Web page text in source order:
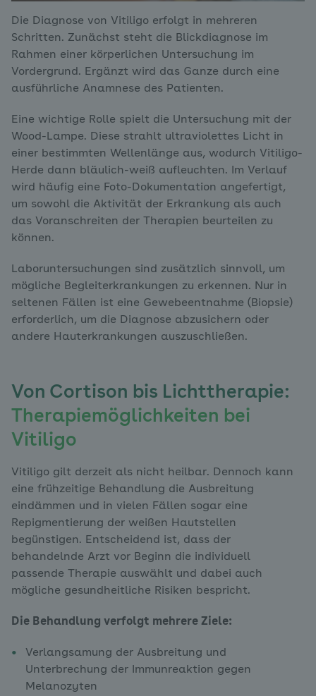
Die Diagnose von Vitiligo erfolgt in mehreren
Schritten. Zunächst steht die Blickdiagnose im
Rahmen einer körperlichen Untersuchung im
Vordergrund. Ergänzt wird das Ganze durch eine
ausführliche Anamnese des Patienten.
Eine wichtige Rolle spielt die Untersuchung mit der
Wood-Lampe. Diese strahlt ultraviolettes Licht in
einer bestimmten Wellenlänge aus, wodurch Vitiligo-
Herde dann bläulich-weiß aufleuchten. Im Verlauf
wird häufig eine Foto-Dokumentation angefertigt,
um sowohl die Aktivität der Erkrankung als auch
das Voranschreiten der Therapien beurteilen zu
können.
Laboruntersuchungen sind zusätzlich sinnvoll, um
mögliche Begleiterkrankungen zu erkennen. Nur in
seltenen Fällen ist eine Gewebeentnahme (Biopsie)
erforderlich, um die Diagnose abzusichern oder
andere Hauterkrankungen auszuschließen.
Von Cortison bis Lichttherapie:
Therapiemöglichkeiten bei
Vitiligo
Vitiligo gilt derzeit als nicht heilbar. Dennoch kann
eine frühzeitige Behandlung die Ausbreitung
eindämmen und in vielen Fällen sogar eine
Repigmentierung der weißen Hautstellen
begünstigen. Entscheidend ist, dass der
behandelnde Arzt vor Beginn die individuell
passende Therapie auswählt und dabei auch
mögliche gesundheitliche Risiken bespricht.
Die Behandlung verfolgt mehrere Ziele:
Verlangsamung der Ausbreitung und
Unterbrechung der Immunreaktion gegen
Melanozyten